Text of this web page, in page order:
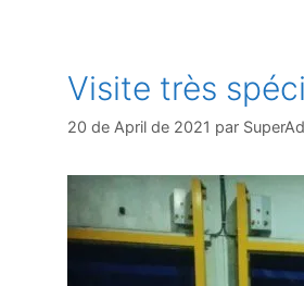
Visite très
20 de April de 2021 par